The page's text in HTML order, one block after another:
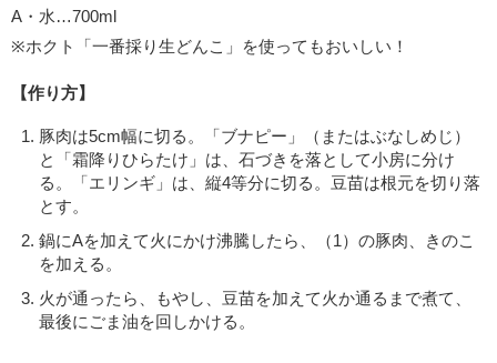
A・水…700ml
※ホクト「一番採り生どんこ」を使ってもおいしい！
【作り方】
豚肉は5cm幅に切る。「ブナピー」（またはぶなしめじ）
と「霜降りひらたけ」は、石づきを落として小房に分け
る。「エリンギ」は、縦4等分に切る。豆苗は根元を切り落
とす。
鍋にAを加えて火にかけ沸騰したら、（1）の豚肉、きのこ
を加える。
火が通ったら、もやし、豆苗を加えて火か通るまで煮て、
最後にごま油を回しかける。